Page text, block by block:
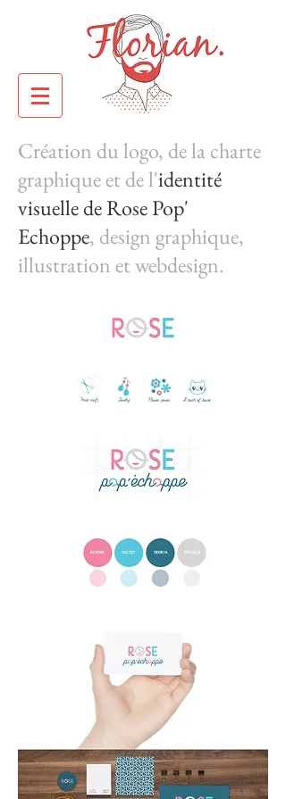
Création du logo, de la charte
graphique et de l'identité
visuelle de Rose Pop'
Echoppe, design graphique,
illustration et webdesign.